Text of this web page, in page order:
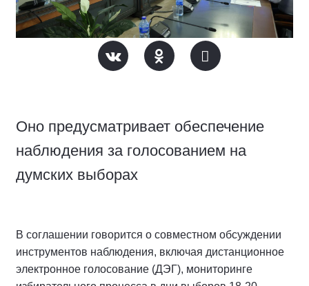
Оно предусматривает обеспечение
наблюдения за голосованием на
думских выборах
В соглашении говорится о совместном обсуждении
инструментов наблюдения, включая дистанционное
электронное голосование (ДЭГ), мониторинге